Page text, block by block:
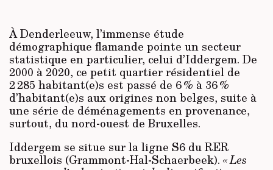
À Denderleeuw, l’immense étude
démographique flamande pointe un secteur
statistique en particulier, celui d’Iddergem. De
2000 à 2020, ce petit quartier résidentiel de
2 285 habitant(e)s est passé de 6 % à 36 %
d’habitant(e)s aux origines non belges, suite à
une série de déménagements en provenance,
surtout, du nord-ouest de Bruxelles.
Iddergem se situe sur la ligne S6 du RER
bruxellois (Grammont-Hal-Schaerbeek). « Les